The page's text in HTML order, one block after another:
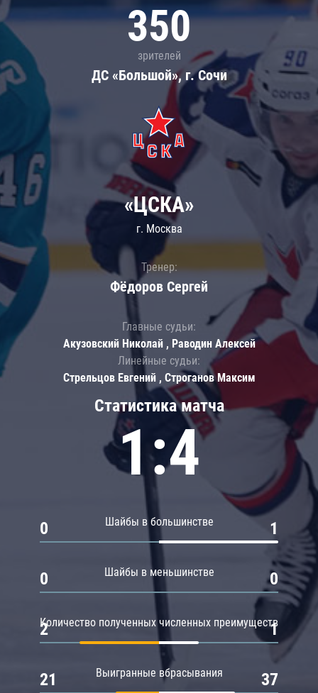
350
зрителей
ДС «Большой», г. Сочи
Статистика матча
1:4
Шайбы в большинстве
0 1
Шайбы в меньшинстве
0 0
Количество полученных численных преимуществ
2 1
Выигранные вбрасывания
21 37
«ЦСКА»
г. Москва
Тренер:
Фёдоров Сергей
Главные судьи:
Акузовский Николай , Раводин Алексей
Линейные судьи:
Стрельцов Евгений , Строганов Максим